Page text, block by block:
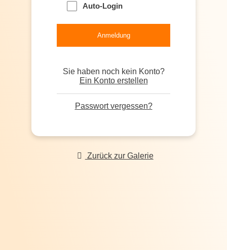
Auto-Login
Sie haben noch kein Konto?
Ein Konto erstellen
Passwort vergessen?
Zurück zur Galerie